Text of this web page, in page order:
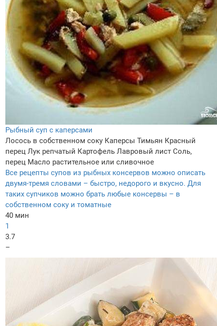
Рыбный суп с каперсами
Лосось в собственном соку Каперсы Тимьян Красный
перец Лук репчатый Картофель Лавровый лист Соль,
перец Масло растительное или сливочное
Все рецепты супов из рыбных консервов можно описать
двумя-тремя словами – быстро, недорого и вкусно. Для
таких супчиков можно брать любые консервы – в
собственном соку и томатные
40 мин
1
3.7
–